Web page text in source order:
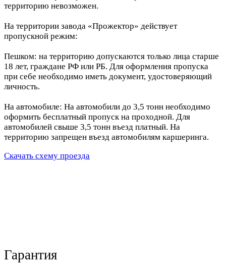
территорию невозможен.
На территории завода «Прожектор» действует
пропускной режим:
Пешком: на территорию допускаются только лица старше
18 лет, граждане РФ или РБ. Для оформления пропуска
при себе необходимо иметь документ, удостоверяющий
личность.
На автомобиле: На автомобили до 3,5 тонн необходимо
оформить бесплатный пропуск на проходной. Для
автомобилей свыше 3,5 тонн въезд платный. На
территорию запрещен въезд автомобилям каршеринга.
Скачать схему проезда
Гарантия